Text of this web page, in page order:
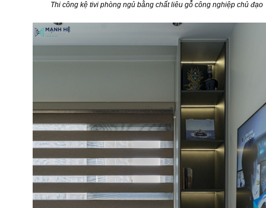
Thi công kệ tivi phòng ngủ bằng chất liêu gỗ công nghiệp chủ đạo